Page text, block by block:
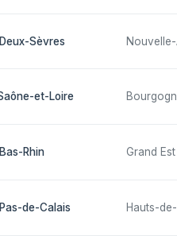
Deux-Sèvres
et-Loire
Bas-Rhin Grand Est
Pas-de-Calais Hauts-